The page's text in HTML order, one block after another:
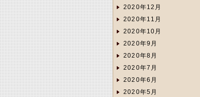
2020年12月
2020年11月
2020年10月
2020年9月
2020年8月
2020年7月
2020年6月
2020年5月